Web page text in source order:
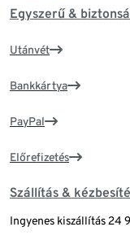
Egyszerű &
Utánvét
Bankkártya
PayPal
Előrefizetés
Szállítás &
Ingyenes kiszállítás 24